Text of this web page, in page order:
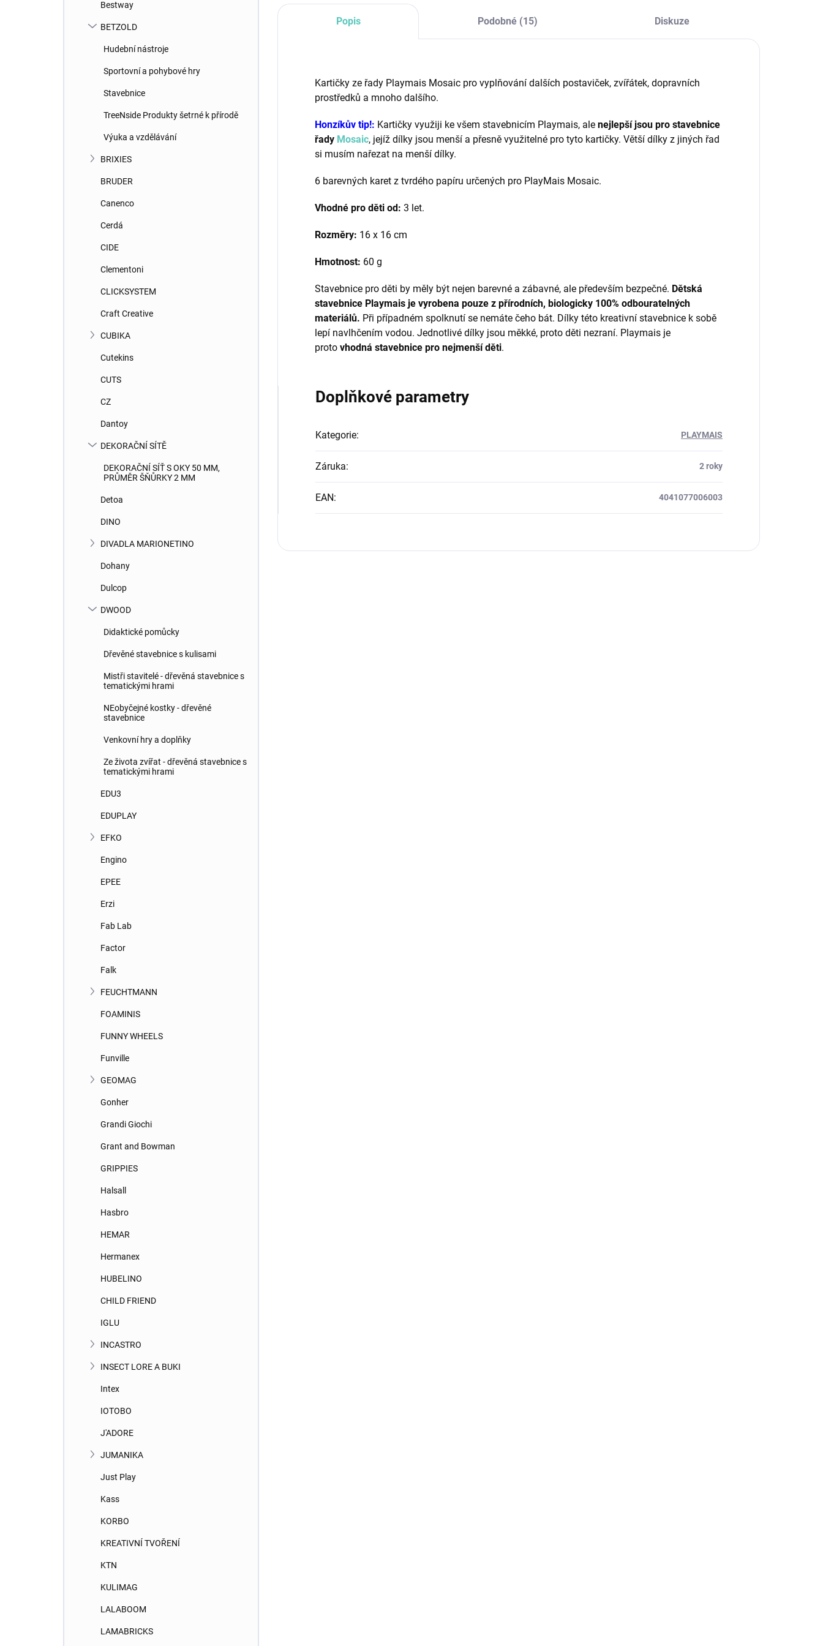
Bestway
BETZOLD
Hudební nástroje
Sportovní a pohybové hry
Stavebnice
TreeNside Produkty šetrné k přírodě
Výuka a vzdělávání
BRIXIES
BRUDER
Canenco
Cerdá
CIDE
Clementoni
CLICKSYSTEM
Craft Creative
CUBIKA
Cutekins
CUTS
CZ
Dantoy
DEKORAČNÍ SÍTĚ
DEKORAČNÍ SÍŤ S OKY 50 MM,
PRŮMĚR ŠŇŮRKY 2 MM
Detoa
DINO
DIVADLA MARIONETINO
Dohany
Dulcop
DWOOD
Didaktické pomůcky
Dřevěné stavebnice s kulisami
Mistři stavitelé - dřevěná stavebnice s
tematickými hrami
NEobyčejné kostky - dřevěné
stavebnice
Venkovní hry a doplňky
Ze života zvířat - dřevěná stavebnice s
tematickými hrami
EDU3
EDUPLAY
EFKO
Engino
EPEE
Erzi
Fab Lab
Factor
Falk
FEUCHTMANN
FOAMINIS
FUNNY WHEELS
Funville
GEOMAG
Gonher
Grandi Giochi
Grant and Bowman
GRIPPIES
Halsall
Hasbro
HEMAR
Hermanex
HUBELINO
CHILD FRIEND
IGLU
INCASTRO
INSECT LORE A BUKI
Intex
IOTOBO
J'ADORE
JUMANIKA
Just Play
Kass
KORBO
KREATIVNÍ TVOŘENÍ
KTN
KULIMAG
LALABOOM
LAMABRICKS
Popis Podobné (15) Diskuze
Kartičky ze řady Playmais Mosaic pro vyplňování dalších postaviček, zvířátek, dopravních
prostředků a mnoho dalšího.
Honzíkův tip!: Kartičky využiji ke všem stavebnicím Playmais, ale nejlepší jsou pro stavebnice
řady Mosaic, jejíž dílky jsou menší a přesně využitelné pro tyto kartičky. Větší dílky z jiných řad
si musím nařezat na menší dílky.
6 barevných karet z tvrdého papíru určených pro PlayMais Mosaic.
Vhodné pro děti od: 3 let.
Rozměry: 16 x 16 cm
Hmotnost: 60 g
Stavebnice pro děti by měly být nejen barevné a zábavné, ale především bezpečné. Dětská
stavebnice Playmais je vyrobena pouze z přírodních, biologicky 100% odbouratelných
materiálů. Při případném spolknutí se nemáte čeho bát. Dílky této kreativní stavebnice k sobě
lepí navlhčením vodou. Jednotlivé dílky jsou měkké, proto děti nezraní. Playmais je
proto vhodná stavebnice pro nejmenší děti.
Doplňkové parametry
Kategorie: PLAYMAIS
Záruka: 2 roky
EAN: 4041077006003